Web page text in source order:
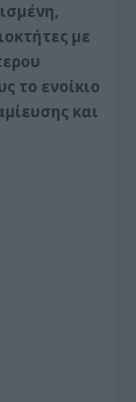
με
το ενοίκιο
και